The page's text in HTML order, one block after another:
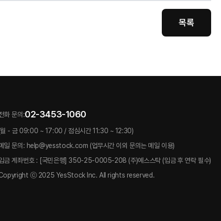
목록
화 문의:02-3453-1060
- 금 09:00 ~ 17:00 / 점심시간 11:30 ~ 12:30)
일 문의: help@yesstock.com (업무시간 이외 문의는 메일 이용)
금 계좌번호 : [국민은행] 350-25-0005-208 (주)예스스탁 (입금 후 연락 필수)
ⓒ 2025 YesStock Inc. All rights reserved.